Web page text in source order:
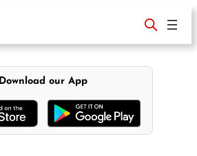
Download our App